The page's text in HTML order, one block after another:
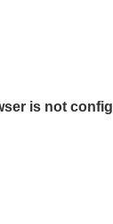
is not